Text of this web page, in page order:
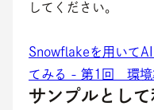
してください。
Snowflakeを用いて
てみる - 第1回　環
サンプルとし